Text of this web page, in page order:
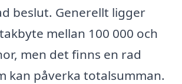
beslut. Generellt ligger
mellan 100 000 och
men det finns en rad
kan påverka totalsumman.